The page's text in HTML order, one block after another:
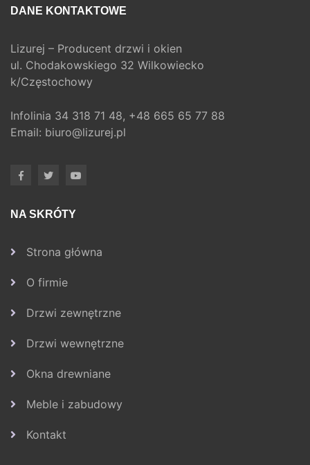
DANE KONTAKTOWE
Lizurej – Producent drzwi i okien
ul. Chodakowskiego 32 Wilkowiecko
k/Częstochowy
Infolinia 34 318 71 48, +48 665 65 77 88
Email: biuro@lizurej.pl
NA SKRÓTY
Strona główna
O firmie
Drzwi zewnętrzne
Drzwi wewnętrzne
Okna drewniane
Meble i zabudowy
Kontakt